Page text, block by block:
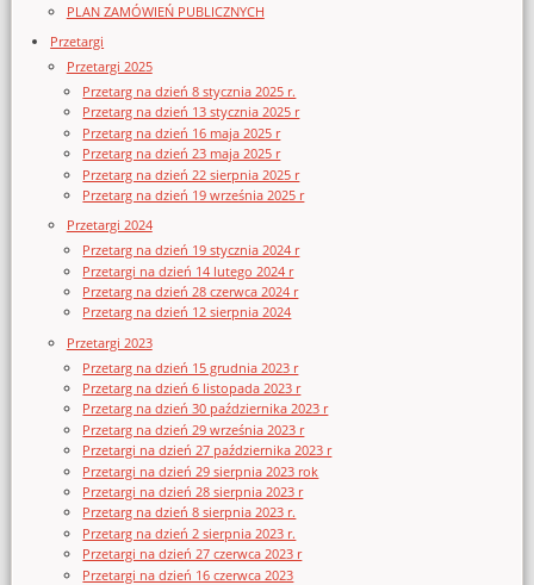
PLAN ZAMÓWIEŃ PUBLICZNYCH
Przetargi
Przetargi 2025
Przetarg na dzień 8 stycznia 2025 r.
Przetarg na dzień 13 stycznia 2025 r
Przetarg na dzień 16 maja 2025 r
Przetarg na dzień 23 maja 2025 r
Przetarg na dzień 22 sierpnia 2025 r
Przetarg na dzień 19 września 2025 r
Przetargi 2024
Przetarg na dzień 19 stycznia 2024 r
Przetargi na dzień 14 lutego 2024 r
Przetarg na dzień 28 czerwca 2024 r
Przetarg na dzień 12 sierpnia 2024
Przetargi 2023
Przetarg na dzień 15 grudnia 2023 r
Przetarg na dzień 6 listopada 2023 r
Przetarg na dzień 30 października 2023 r
Przetarg na dzień 29 września 2023 r
Przetargi na dzień 27 października 2023 r
Przetargi na dzień 29 sierpnia 2023 rok
Przetargi na dzień 28 sierpnia 2023 r
Przetarg na dzień 8 sierpnia 2023 r.
Przetarg na dzień 2 sierpnia 2023 r.
Przetargi na dzień 27 czerwca 2023 r
Przetargi na dzień 16 czerwca 2023